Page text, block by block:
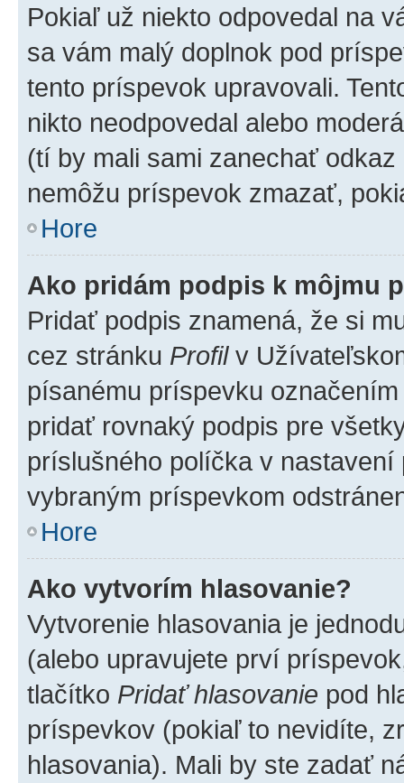
Pokiaľ už niekto odpovedal na
sa vám malý doplnok pod
tento príspevok upravovali.
nikto neodpovedal alebo
(tí by mali sami zanechať
nemôžu príspevok zmazať,
Hore
Ako pridám podpis k môjmu
Pridať podpis znamená, že si
cez stránku Profilv
písanému príspevku
pridať rovnaký podpis pre
príslušného políčka v
vybraným príspevkom
Hore
Ako vytvorím hlasovanie?
Vytvorenie hlasovania je
(alebo upravujete prví
tlačítko Pridať hlasovanie pod
príspevkov (pokiaľ to nevidíte,
hlasovania). Mali by ste zadať